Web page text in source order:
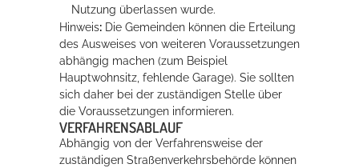
Nutzung überlassen wurde.
Hinweis: Die Gemeinden können die Erteilung
des Ausweises von weiteren Voraussetzungen
abhängig machen (zum Beispiel
Hauptwohnsitz, fehlende Garage). Sie sollten
sich daher bei der zuständigen Stelle über
die Voraussetzungen informieren.
VERFAHRENSABLAUF
Abhängig von der Verfahrensweise der
zuständigen Straßenverkehrsbehörde können